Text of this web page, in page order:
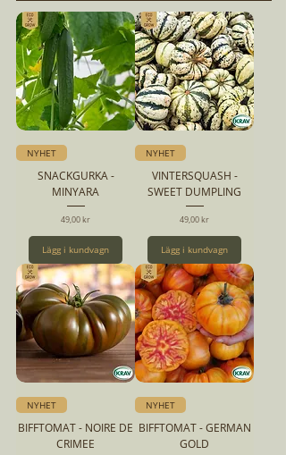
NYHET
SNACKGURKA -
MINYARA
Pris
49,00 kr
Lägg i kundvagn
NYHET
VINTERSQUASH -
SWEET DUMPLING
Pris
49,00 kr
Lägg i kundvagn
NYHET
BIFFTOMAT - NOIRE DE
CRIMEE
NYHET
BIFFTOMAT - GERMAN
GOLD